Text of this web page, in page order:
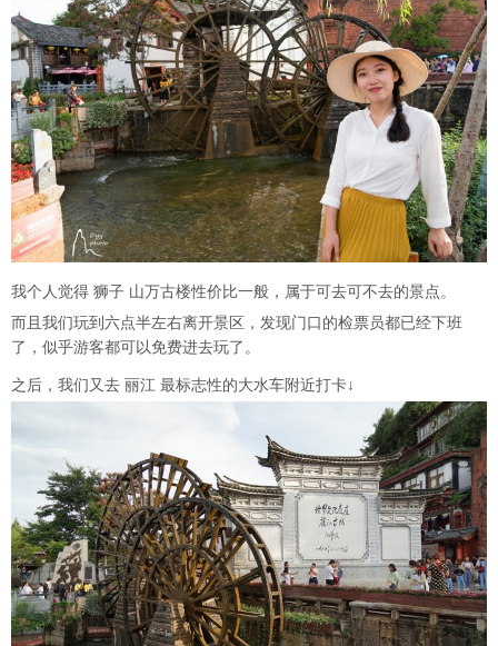
我个人觉得 狮子 山万古楼性价比一般，属于可去可不去的景点。
而且我们玩到六点半左右离开景区，发现门口的检票员都已经下班
了，似乎游客都可以免费进去玩了。
之后，我们又去 丽江 最标志性的大水车附近打卡↓